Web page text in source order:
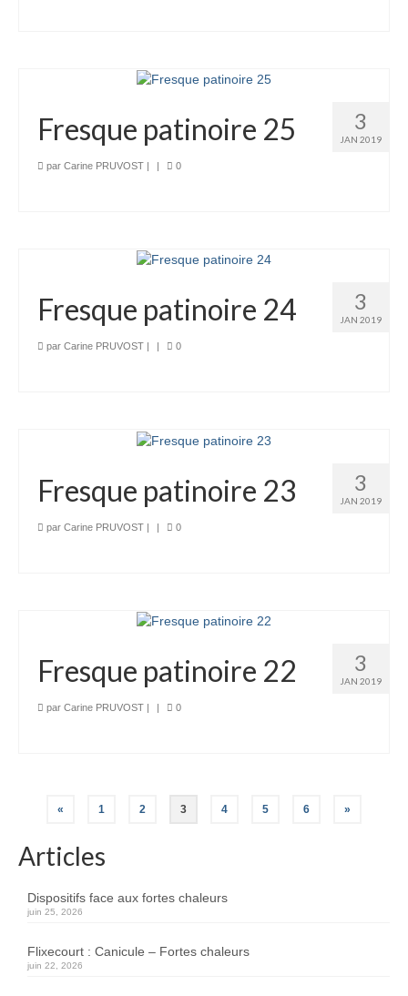
3
JAN 2019
Fresque patinoire 25
par Carine PRUVOST | | 0
3
JAN 2019
Fresque patinoire 24
par Carine PRUVOST 0
3
JAN 2019
Fresque patinoire 23
par Carine PRUVOST | | 0
3
JAN 2019
Fresque patinoire 22
par Carine PRUVOST | | 0
Navigation
des
« 1 2 3 4 5 6 »
Articles
Dispositifs face aux fortes chaleurs
juin 25, 2026
Flixecourt : Canicule – Fortes chaleurs
juin 22, 2026